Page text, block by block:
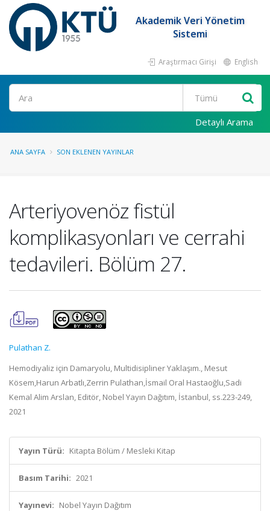
Akademik Veri Yönetim
Sistemi
Araştırmacı Girişi English
Ara
Detaylı Arama
ANA SAYFA SON EKLENEN YAYINLAR
Arteriyovenöz fistül
komplikasyonları ve cerrahi
tedavileri. Bölüm 27.
Pulathan Z.
Hemodiyaliz için Damaryolu, Multidisipliner Yaklaşım., Mesut
Kösem,Harun Arbatlı,Zerrin Pulathan,İsmail Oral Hastaoğlu,Sadi
Kemal Alim Arslan, Editör, Nobel Yayın Dağıtım, İstanbul, ss.223-249,
2021
Yayın Türü: Kitapta Bölüm / Mesleki Kitap
Basım Tarihi: 2021
Yayınevi: Nobel Yayın Dağıtım